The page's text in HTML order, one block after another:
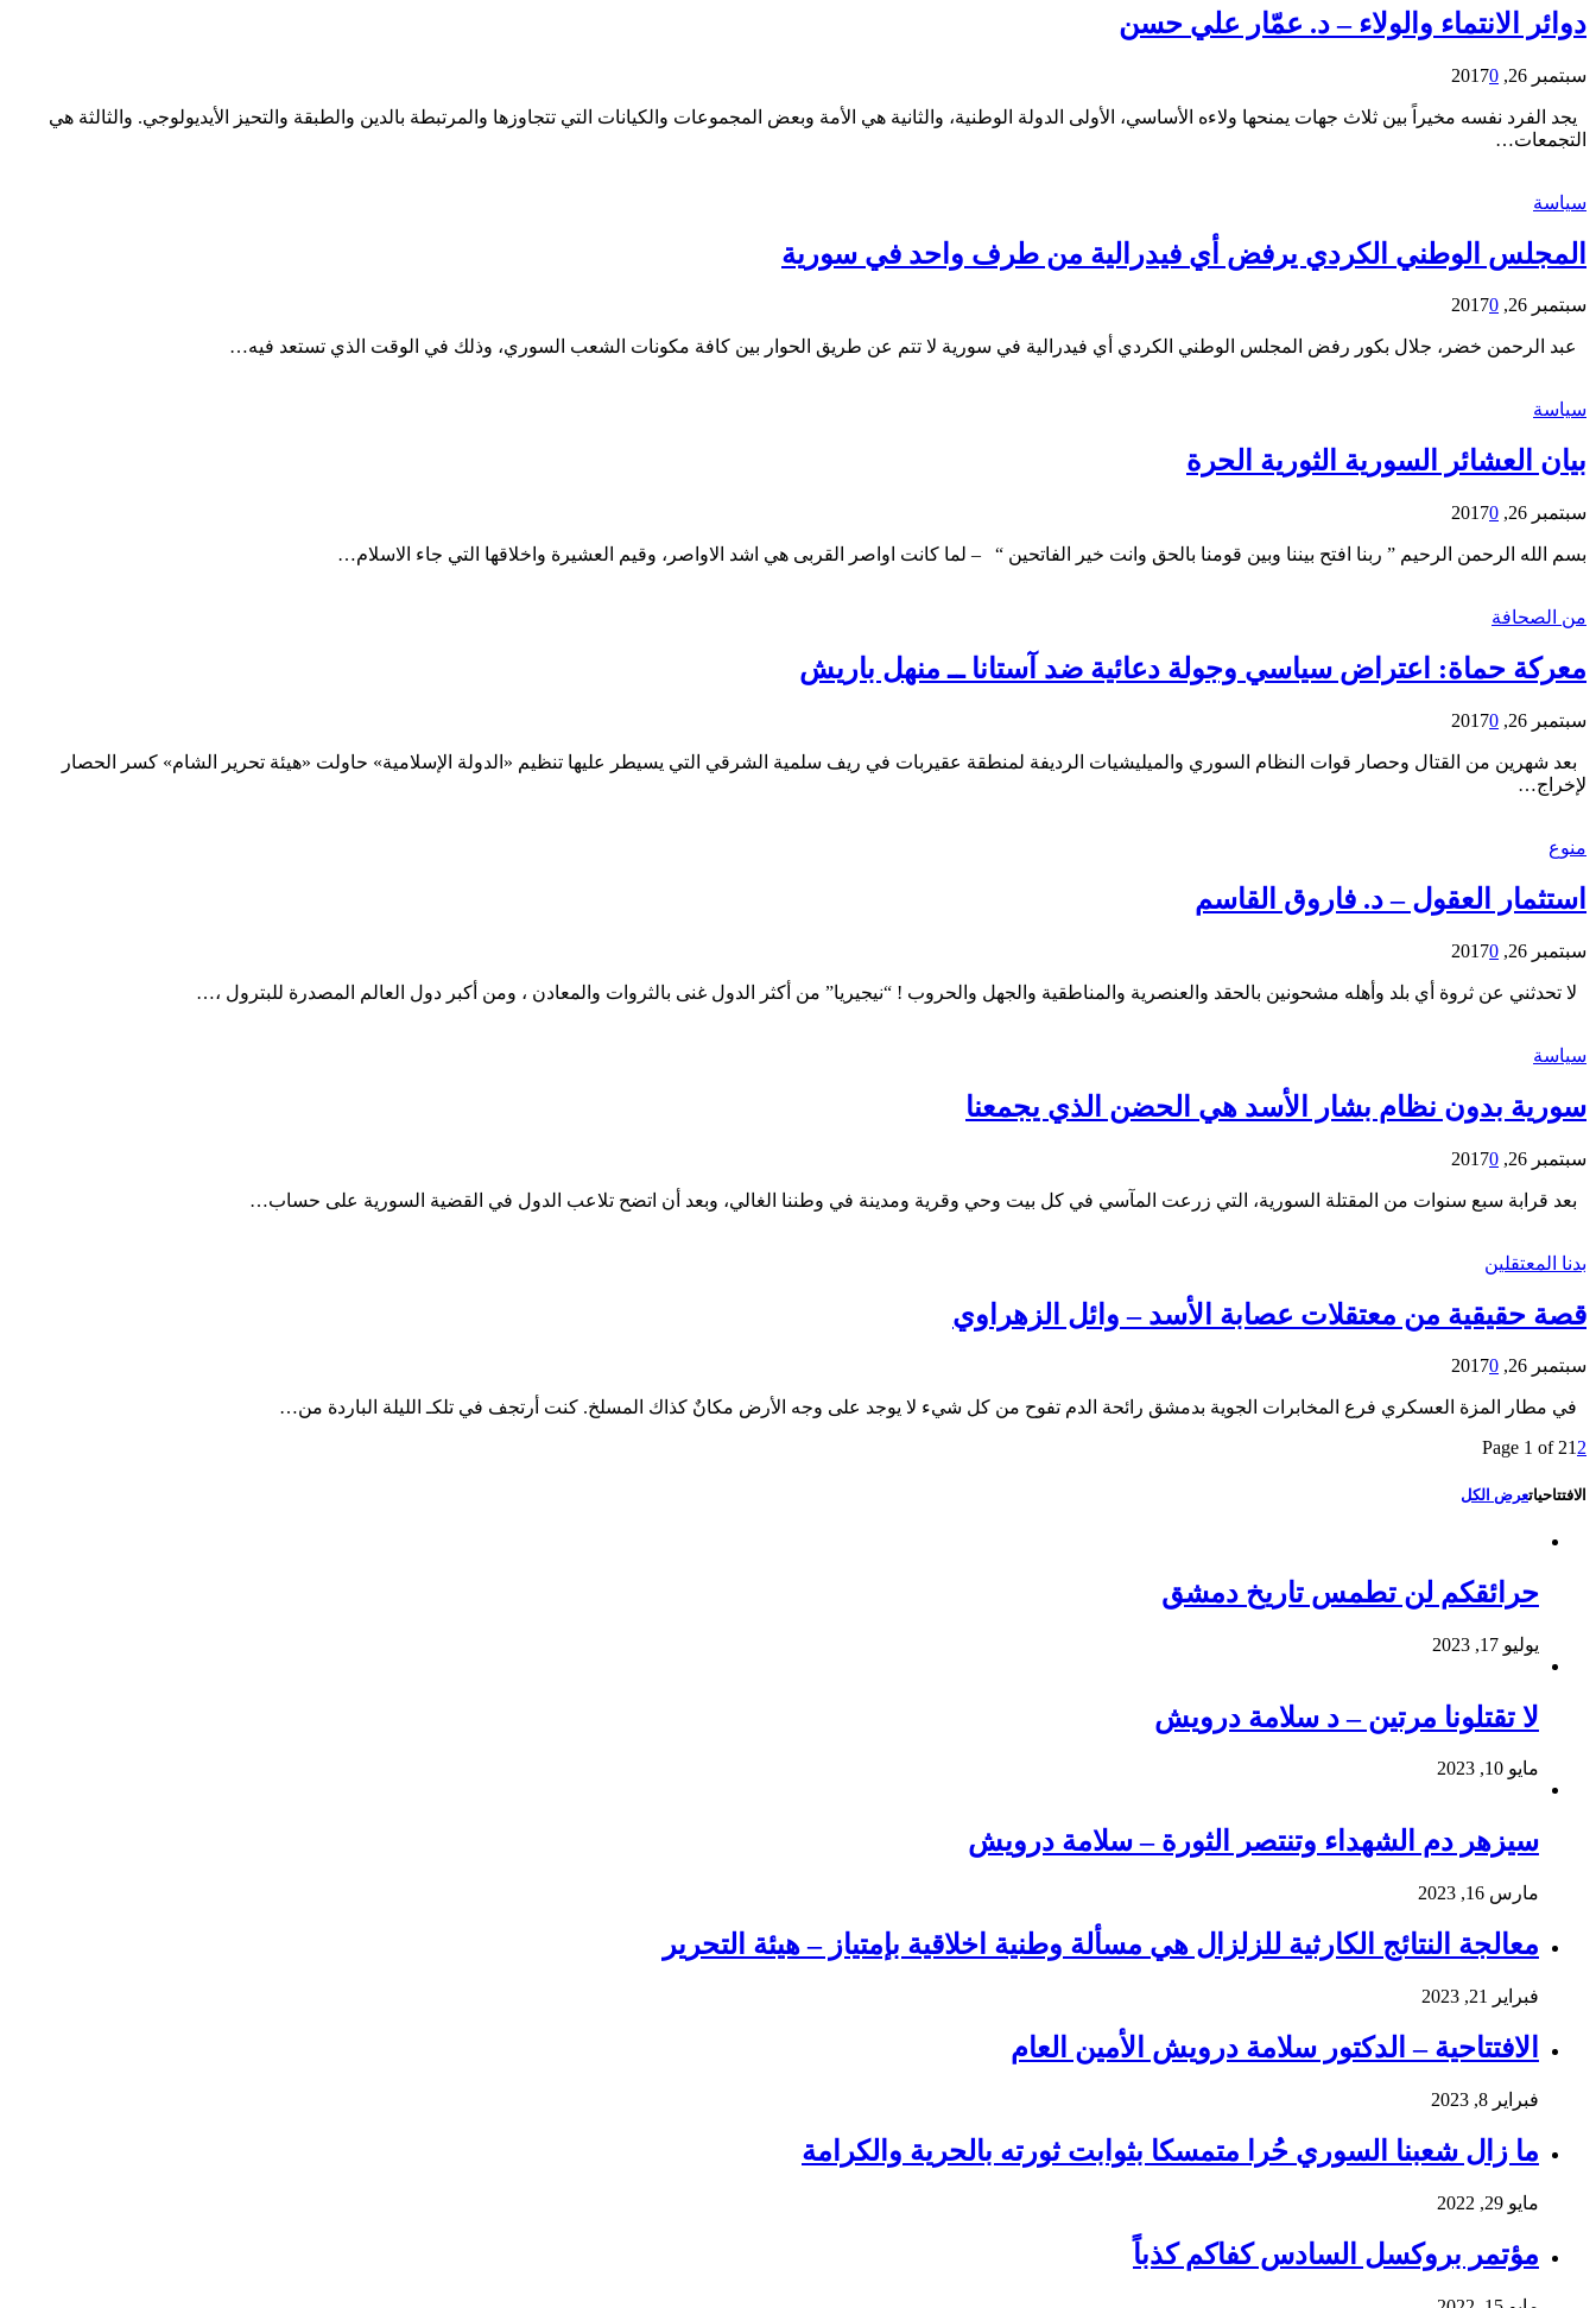
دوائر الانتماء والولاء – د. عمّار علي حسن
سبتمبر 26, 2017 0
يجد الفرد نفسه مخيراً بين ثلاث جهات يمنحها ولاءه الأساسي، الأولى الدولة الوطنية، والثانية هي الأمة وبعض المجموعات والكيانات التي تتجاوزها والمرتبطة بالدين والطبقة والتحيز الأيديولوجي. والثالثة هي
التجمعات…
سياسة
المجلس الوطني الكردي يرفض أي فيدرالية من طرف واحد في سورية
سبتمبر 26, 2017 0
عبد الرحمن خضر، جلال بكور رفض المجلس الوطني الكردي أي فيدرالية في سورية لا تتم عن طريق الحوار بين كافة مكونات الشعب السوري، وذلك في الوقت الذي تستعد فيه…
سياسة
بيان العشائر السورية الثورية الحرة
سبتمبر 26, 2017 0
بسم الله الرحمن الرحيم ” ربنا افتح بيننا وبين قومنا بالحق وانت خير الفاتحين “ – لما كانت اواصر القربى هي اشد الاواصر، وقيم العشيرة واخلاقها التي جاء الاسلام…
من الصحافة
معركة حماة: اعتراض سياسي وجولة دعائية ضد آستانا ــ منهل باريش
سبتمبر 26, 2017 0
بعد شهرين من القتال وحصار قوات النظام السوري والميليشيات الرديفة لمنطقة عقيربات في ريف سلمية الشرقي التي يسيطر عليها تنظيم «الدولة الإسلامية» حاولت «هيئة تحرير الشام» كسر الحصار
لإخراج…
منوع
استثمار العقول – د. فاروق القاسم
سبتمبر 26, 2017 0
لا تحدثني عن ثروة أي بلد وأهله مشحونين بالحقد والعنصرية والمناطقية والجهل والحروب ! “نيجيريا” من أكثر الدول غنى بالثروات والمعادن ، ومن أكبر دول العالم المصدرة للبترول ،…
سياسة
سورية بدون نظام بشار الأسد هي الحضن الذي يجمعنا
سبتمبر 26, 2017 0
بعد قرابة سبع سنوات من المقتلة السورية، التي زرعت المآسي في كل بيت وحي وقرية ومدينة في وطننا الغالي، وبعد أن اتضح تلاعب الدول في القضية السورية على حساب…
بدنا المعتقلين
قصة حقيقية من معتقلات عصابة الأسد – وائل الزهراوي
سبتمبر 26, 2017 0
في مطار المزة العسكري فرع المخابرات الجوية بدمشق رائحة الدم تفوح من كل شيء لا يوجد على وجه الأرض مكانٌ كذاك المسلخ. كنت أرتجف في تلكـ الليلة الباردة من…
Page 1 of 212
الافتتاحياتعرض الكل
حرائقكم لن تطمس تاريخ دمشق
يوليو 17, 2023
لا تقتلونا مرتين – د سلامة درويش
مايو 10, 2023
سيزهر دم الشهداء وتنتصر الثورة – سلامة درويش
مارس 16, 2023
معالجة النتائج الكارثية للزلزال هي مسألة وطنية اخلاقية بإمتياز – هيئة التحرير
فبراير 21, 2023
الافتتاحية – الدكتور سلامة درويش الأمين العام
فبراير 8, 2023
ما زال شعبنا السوري حُرا متمسكا بثوابت ثورته بالحرية والكرامة
مايو 29, 2022
مؤتمر بروكسل السادس كفاكم كذباً